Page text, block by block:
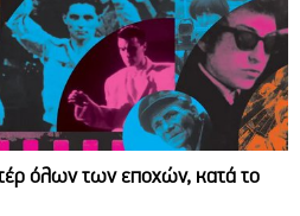
όλων των εποχών, κατά το